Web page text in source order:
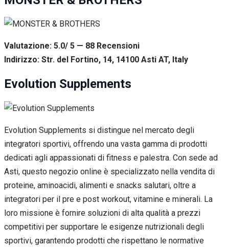
Valutazione: 5.0/ 5 — 88 Recensioni
Indirizzo: Str. del Fortino, 14, 14100 Asti AT, Italy
Evolution Supplements
Evolution Supplements si distingue nel mercato degli
integratori sportivi, offrendo una vasta gamma di prodotti
dedicati agli appassionati di fitness e palestra. Con sede ad
Asti, questo negozio online è specializzato nella vendita di
proteine, aminoacidi, alimenti e snacks salutari, oltre a
integratori per il pre e post workout, vitamine e minerali. La
loro missione è fornire soluzioni di alta qualità a prezzi
competitivi per supportare le esigenze nutrizionali degli
sportivi, garantendo prodotti che rispettano le normative